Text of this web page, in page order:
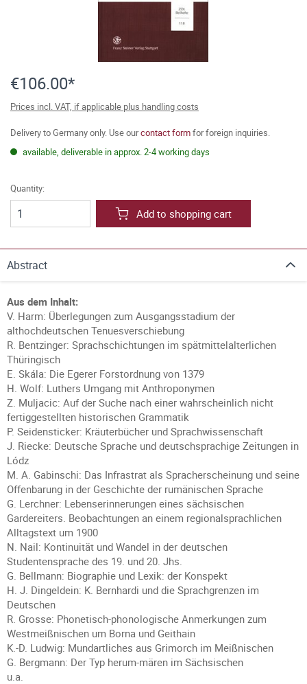
€106.00*
Prices incl. VAT, if applicable plus handling costs
Delivery to Germany only. Use ourcontact formfor foreign inquiries.
available, deliverable in approx. 2-4 working days
Quantity:
Add to shopping cart
Abstract
Aus dem Inhalt:
V. Harm: Überlegungen zum Ausgangsstadium der
althochdeutschen Tenuesverschiebung
R. Bentzinger: Sprachschichtungen im spätmittelalterlichen
Thüringisch
E. Skála: Die Egerer Forstordnung von 1379
H. Wolf: Luthers Umgang mit Anthroponymen
Z. Muljacic: Auf der Suche nach einer wahrscheinlich nicht
fertiggestellten historischen Grammatik
P. Seidensticker: Kräuterbücher und Sprachwissenschaft
J. Riecke: Deutsche Sprache und deutschsprachige Zeitungen in
Lódz
M. A. Gabinschi: Das Infrastrat als Spracherscheinung und seine
Offenbarung in der Geschichte der rumänischen Sprache
G. Lerchner: Lebenserinnerungen eines sächsischen
Gardereiters. Beobachtungen an einem regionalsprachlichen
Alltagstext um 1900
N. Nail: Kontinuität und Wandel in der deutschen
Studentensprache des 19. und 20. Jhs.
G. Bellmann: Biographie und Lexik: der Konspekt
H. J. Dingeldein: K. Bernhardi und die Sprachgrenzen im
Deutschen
R. Grosse: Phonetisch-phonologische Anmerkungen zum
Westmeißnischen um Borna und Geithain
K.-D. Ludwig: Mundartliches aus Grimorch im Meißnischen
G. Bergmann: Der Typ herum-mären im Sächsischen
u.a.